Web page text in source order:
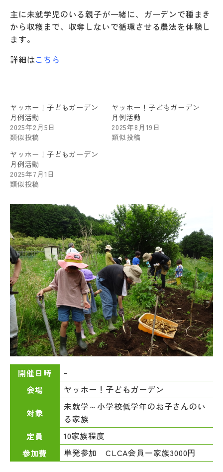
主に未就学児のいる親子が一緒に、ガーデンで種まき
から収穫まで、収奪しないで循環させる農法を体験し
ます。
詳細はこちら
ヤッホー！子どもガーデン
月例活動
2025年2月5日
類似投稿
ヤッホー！子どもガーデン
月例活動
2025年8月19日
類似投稿
ヤッホー！子どもガーデン
月例活動
2025年7月1日
類似投稿
開催日時
–
会場
ヤッホー！子どもガーデン
対象
未就学～小学校低学年のお子さんのい
る家族
定員
10家族程度
参加費
単発参加 CLCA会員一家族3000円